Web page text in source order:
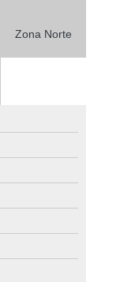
Zona Norte